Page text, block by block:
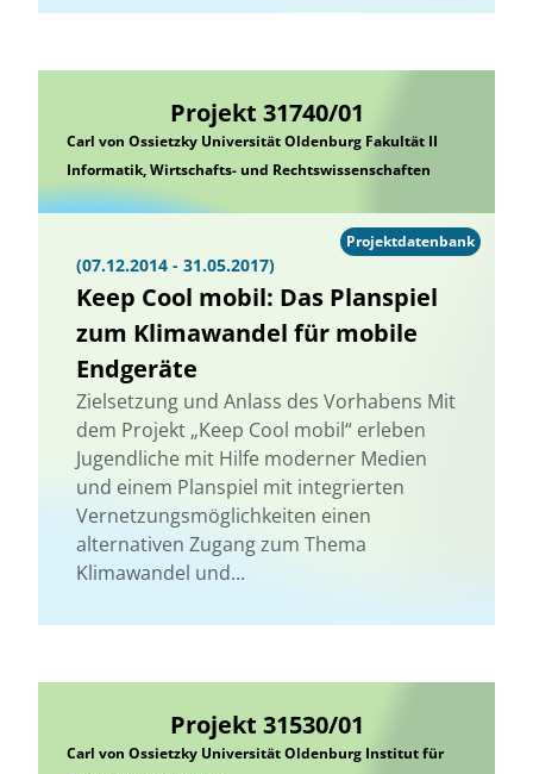
Projekt 31740/01
Carl von Ossietzky Universität Oldenburg Fakultät II
Informatik, Wirtschafts- und Rechtswissenschaften
(07.12.2014 - 31.05.2017)
Keep Cool mobil: Das Planspiel
zum Klimawandel für mobile
Endgeräte
Zielsetzung und Anlass des Vorhabens Mit
dem Projekt „Keep Cool mobil“ erleben
Jugendliche mit Hilfe moderner Medien
und einem Planspiel mit integrierten
Vernetzungsmöglichkeiten einen
alternativen Zugang zum Thema
Klimawandel und...
Projektdatenbank
Projekt 31530/01
Carl von Ossietzky Universität Oldenburg Institut für